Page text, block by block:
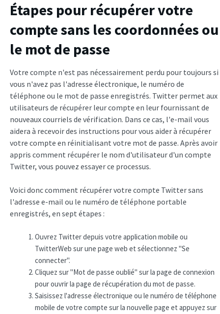
Étapes pour récupérer votre
compte sans les coordonnées ou
le mot de passe
Votre compte n'est pas nécessairement perdu pour toujours si
vous n'avez pas l'adresse électronique, le numéro de
téléphone ou le mot de passe enregistrés. Twitter permet aux
utilisateurs de récupérer leur compte en leur fournissant de
nouveaux courriels de vérification. Dans ce cas, l'e-mail vous
aidera à recevoir des instructions pour vous aider à récupérer
votre compte en réinitialisant votre mot de passe. Après avoir
appris comment récupérer le nom d'utilisateur d'un compte
Twitter, vous pouvez essayer ce processus.
Voici donc comment récupérer votre compte Twitter sans
l'adresse e-mail ou le numéro de téléphone portable
enregistrés, en sept étapes :
Ouvrez Twitter depuis votre application mobile ou
TwitterWeb sur une page web et sélectionnez "Se
connecter".
Cliquez sur "Mot de passe oublié" sur la page de connexion
pour ouvrir la page de récupération du mot de passe.
Saisissez l'adresse électronique ou le numéro de téléphone
mobile de votre compte sur la nouvelle page et appuyez sur